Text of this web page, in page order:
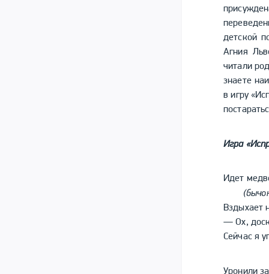
детской
Агния
читали
знаете
в игру
Игра
Идет
Вздыхает
— Ох,
Сейчас я
Уронили